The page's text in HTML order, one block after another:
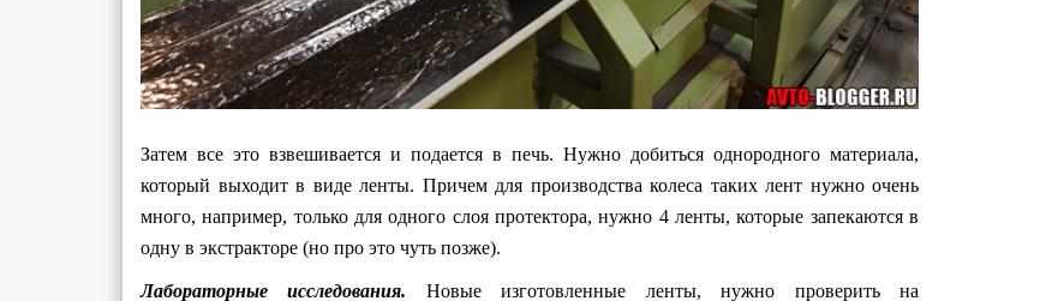
Затем все это взвешивается и подается в печь. Нужно добиться однородного материала,
который выходит в виде ленты. Причем для производства колеса таких лент нужно очень
много, например, только для одного слоя протектора, нужно 4 ленты, которые запекаются в
одну в экстракторе (но про это чуть позже).
Лабораторные исследования. Новые изготовленные ленты, нужно проверить на